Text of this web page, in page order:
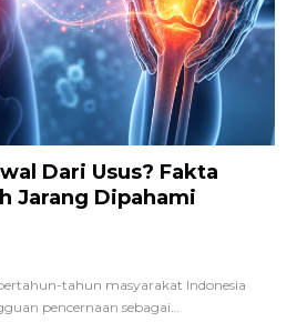
Dari Usus? Fakta
Jarang Dipahami
tahun masyarakat Indonesia
pencernaan sebagai